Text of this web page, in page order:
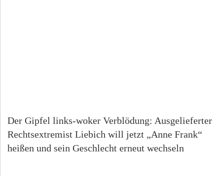
Der Gipfel links-woker Verblödung: Ausgelieferter
Rechtsextremist Liebich will jetzt „Anne Frank“
heißen und sein Geschlecht erneut wechseln